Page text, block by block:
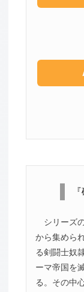
シリーズ
から集めら
る剣闘士奴
ーマ帝国を
る。その中